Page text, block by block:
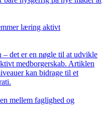
læring aktivt
– det er en nøgle til at udvikle
medborgerskab. Artiklen
kan bidrage til et
mellem faglighed og